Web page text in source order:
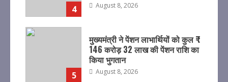
4 August 8, 2026
5
मुख्यमंत्री ने पेंशन लाभार्थियों को कुल ₹
146 करोड़ 32 लाख की पेंशन राशि का
किया भुगतान
August 8, 2026